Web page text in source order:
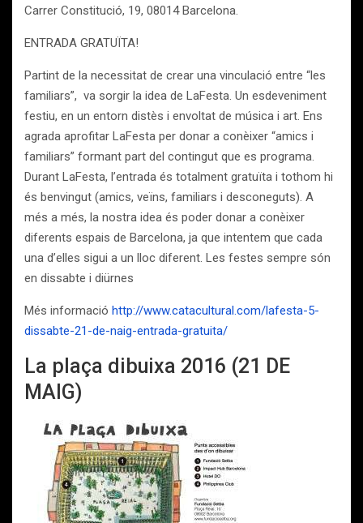
Carrer Constitució, 19, 08014 Barcelona.
ENTRADA GRATUÏTA!
Partint de la necessitat de crear una vinculació entre “les
familiars”, va sorgir la idea de LaFesta. Un esdeveniment
festiu, en un entorn distès i envoltat de música i art. Ens
agrada aprofitar LaFesta per donar a conèixer “amics i
familiars” formant part del contingut que es programa.
Durant LaFesta, l’entrada és totalment gratuïta i tothom hi
és benvingut (amics, veïns, familiars i desconeguts). A
més a més, la nostra idea és poder donar a conèixer
diferents espais de Barcelona, ja que intentem que cada
una d’elles sigui a un lloc diferent. Les festes sempre són
en dissabte i diürnes
Més informació http://www.catacultural.com/lafesta-5-
dissabte-21-de-naig-entrada-gratuita/
La plaça dibuixa 2016 (21 DE
MAIG)